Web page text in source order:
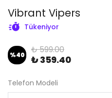
Vibrant Vipers
Tükeniyor
%40 ₺ 599.00
₺ 359.40
Telefon Modeli